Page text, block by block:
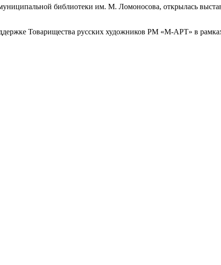
библиотеки им. М. Ломоносова, открылась
Товарищества русских художников РМ «М-АРТ» в